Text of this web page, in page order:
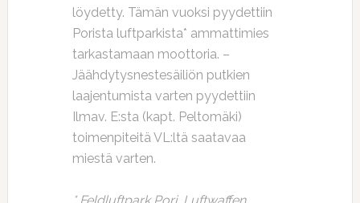
löydetty. Tämän vuoksi pyydettiin
Porista luftparkista* ammattimies
tarkastamaan moottoria. –
Jäähdytysnestesäiliön putkien
laajentumista varten pyydettiin
Ilmav. E:sta (kapt. Peltomäki)
toimenpiteitä VL:ltä saatavaa
miestä varten.